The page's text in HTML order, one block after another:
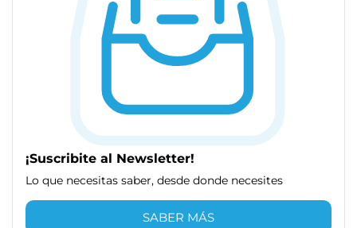
¡Suscribite al Newsletter!
Lo que necesitas saber, desde donde necesites
SABER MÁS